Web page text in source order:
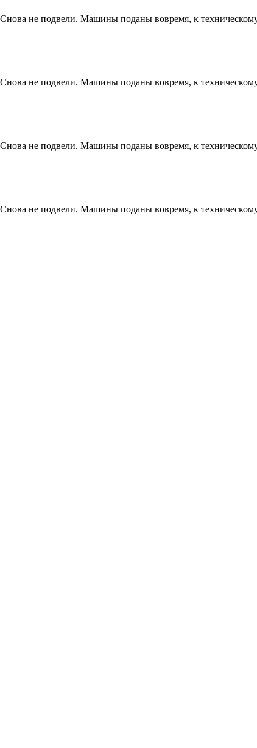
не подвели. Машины поданы вовремя, к
не подвели. Машины поданы вовремя, к
не подвели. Машины поданы вовремя, к
не подвели. Машины поданы вовремя, к